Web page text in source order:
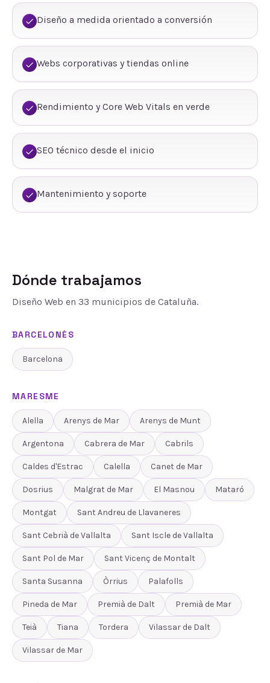
Diseño a medida orientado a conversión
Webs corporativas y tiendas online
Rendimiento y Core Web Vitals en verde
SEO técnico desde el inicio
Mantenimiento y soporte
Dónde trabajamos
Diseño Web en 33 municipios de Cataluña.
BARCELONÈS
Barcelona
MARESME
Alella Arenys de Mar Arenys de Munt
Argentona Cabrera de Mar Cabrils
Caldes d'Estrac Calella Canet de Mar
Dosrius Malgrat de Mar El Masnou Mataró
Montgat Sant Andreu de Llavaneres
Sant Cebrià de Vallalta Sant Iscle de Vallalta
Sant Pol de Mar Sant Vicenç de Montalt
Santa Susanna Òrrius Palafolls
Pineda de Mar Premià de Dalt Premià de Mar
Teià Tiana Tordera Vilassar de Dalt
Vilassar de Mar